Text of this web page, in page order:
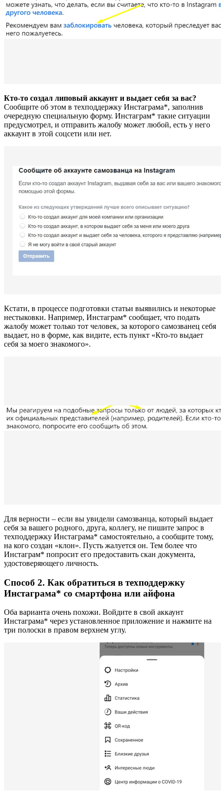
Кто-то создал липовый аккаунт и выдает себя за вас?
Сообщите об этом в техподдержку Инстаграма*, заполнив
очередную специальную форму. Инстаграм* такие ситуации
предусмотрел, и отправить жалобу может любой, есть у него
аккаунт в этой соцсети или нет.
Кстати, в процессе подготовки статьи выявились и некоторые
нестыковки. Например, Инстаграм* сообщает, что подать
жалобу может только тот человек, за которого самозванец себя
выдает, но в форме, как видите, есть пункт «Кто-то выдает
себя за моего знакомого».
Для верности – если вы увидели самозванца, который выдает
себя за вашего родного, друга, коллегу, не пишите запрос в
техподдержку Инстаграма* самостоятельно, а сообщите тому,
на кого создан «клон». Пусть жалуется он. Тем более что
Инстаграм* попросит его предоставить скан документа,
удостоверяющего личность.
Способ 2. Как обратиться в техподдержку
Инстаграма* со смартфона или айфона
Оба варианта очень похожи. Войдите в свой аккаунт
Инстаграма* через установленное приложение и нажмите на
три полоски в правом верхнем углу.